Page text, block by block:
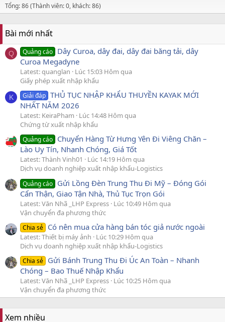
Tổng: 86 (Thành viên: 0, khách: 86)
Bài mới nhất
Q Quảng cáo Dây Curoa, dây đai, dây đai băng tải, dây
Curoa Megadyne
Latest: quanglan
Lúc 15:03 Hôm qua
Giấy phép xuất nhập khẩu
K Giải đáp THỦ TỤC NHẬP KHẨU THUYỀN KAYAK MỚI
NHẤT NĂM 2026
Latest: KeiraPham
Lúc 14:48 Hôm qua
Chứng từ xuất nhập khẩu
Quảng cáo Chuyển Hàng Từ Hưng Yên Đi Viêng Chăn –
Lào Uy Tín, Nhanh Chóng, Giá Tốt
Latest: Thành Vinh01
Lúc 14:19 Hôm qua
Dịch vụ doanh nghiệp xuất nhập khẩu-Logistics
Quảng cáo Gửi Lồng Đèn Trung Thu Đi Mỹ – Đóng Gói
Cẩn Thận, Giao Tận Nhà, Thủ Tục Trọn Gói
Latest: Văn Nhã _LHP Express Lúc 10:49 Hôm qua
Vận chuyển đa phương thức
Chia sẻ Có nên mua cửa hàng bán tóc giả nước ngoài
Latest: Thiết bị máy ảnh
Lúc 10:29 Hôm qua
Dịch vụ doanh nghiệp xuất nhập khẩu-Logistics
Chia sẻ Gửi Bánh Trung Thu Đi Úc An Toàn – Nhanh
Chóng – Bao Thuế Nhập Khẩu
Latest: Văn Nhã _LHP Express Lúc 10:25 Hôm qua
Vận chuyển đa phương thức
Xem nhiều